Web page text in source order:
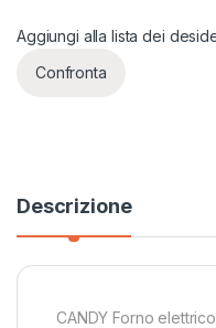
Aggiungi alla lista dei
Confronta
Descrizione
CANDY Forno